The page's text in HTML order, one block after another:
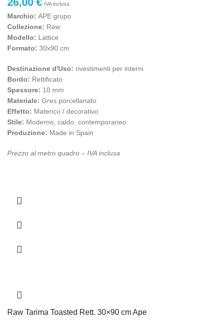
IVA inclusa
Marchio: APE grupo
Collezione: Raw
Modello: Lattice
Formato: 30x90 cm
Destinazione d'Uso: rivestimenti per interni
Bordo: Rettificato
Spessore: 10 mm
Materiale: Gres porcellanato
Effetto: Materico / decorativo
Stile: Moderno, caldo, contemporaneo
Produzione: Made in Spain
Prezzo al metro quadro – IVA inclusa
Raw Tarima Toasted Rett. 30×90 cm Ape